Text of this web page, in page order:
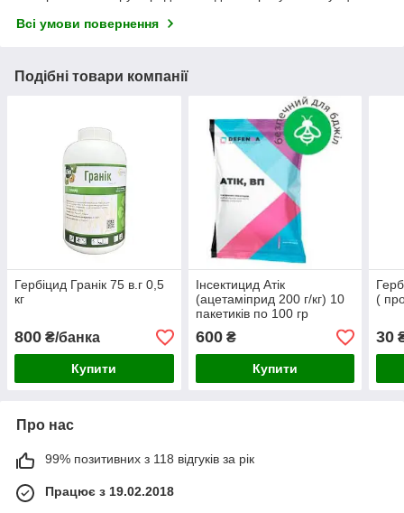
Всі умови повернення
Подібні товари компанії
Гербіцид Гранік 75 в.г 0,5
кг
800 ₴/банка
Купити
Інсектицид Атік
(ацетаміприд 200 г/кг) 10
пакетиків по 100 гр
600₴
Купити
(
30
Про нас
99% позитивних з 118 відгуків за рік
Працює з 19.02.2018